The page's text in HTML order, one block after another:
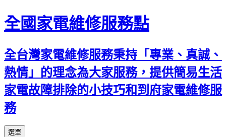
全國家電維修服務點
全台灣家電維修服務秉持「專業、真誠、
熱情」的理念為大家服務，提供簡易生活
家電故障排除的小技巧和到府家電維修服
務
選單